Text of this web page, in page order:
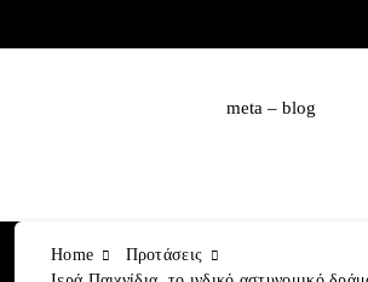
meta – blog
Home
Προτάσεις